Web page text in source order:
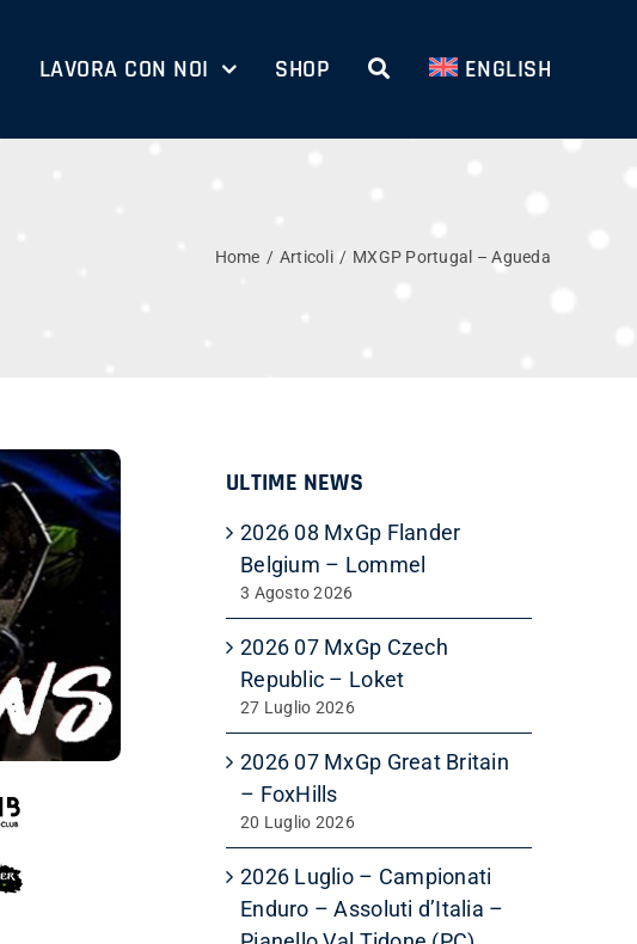
LAVORA CON NOI SHOP ENGLISH
Home Articoli MXGP Portugal – Agueda
ULTIME NEWS
2026 08 MxGp Flander
Belgium – Lommel
3 Agosto 2026
2026 07 MxGp Czech
Republic – Loket
27 Luglio 2026
2026 07 MxGp Great Britain
– FoxHills
20 Luglio 2026
2026 Luglio – Campionati
Enduro – Assoluti d’Italia –